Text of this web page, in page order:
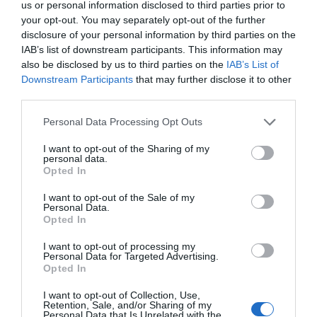
us or personal information disclosed to third parties prior to
your opt-out. You may separately opt-out of the further
disclosure of your personal information by third parties on the
IAB’s list of downstream participants. This information may
also be disclosed by us to third parties on the IAB’s List of
Downstream Participants that may further disclose it to other
Personal Data Processing Opt Outs
I want to opt-out of the Sharing of my
personal data.
Opted In
I want to opt-out of the Sale of my
Personal Data.
Opted In
I want to opt-out of processing my
Personal Data for Targeted Advertising.
Opted In
I want to opt-out of Collection, Use,
Retention, Sale, and/or Sharing of my
Personal Data that Is Unrelated with the
Kwiecień 2012
Para o średniej wiekowej powyżej 35 roku
życia
/10
Wróciłbyś do tego hotelu?
szczegóły
Podróżujący z przyjaciółmi/kolegami z
trascinare di sera tardi con la città simideserta.
Wróciłbyś do tego hotelu?
Listopad 2011
Para o średniej wiekowej powyżej 35 roku